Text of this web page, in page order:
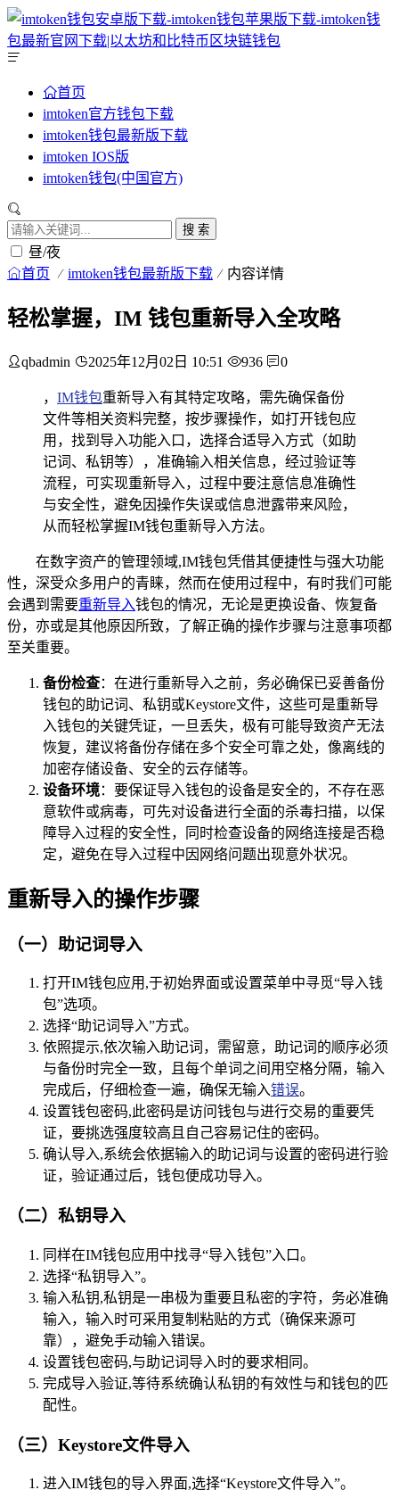
首页
imtoken官方钱包下载
imtoken钱包最新版下载
imtoken IOS版
imtoken钱包(中国官方)
搜 索
昼/夜
首页 imtoken钱包最新版下载 内容详情
轻松掌握，IM 钱包重新导入全攻略
qbadmin 2025年12月02日 10:51 936 0
， IM钱包重新导入有其特定攻略，需先确保备份
文件等相关资料完整，按步骤操作，如打开钱包应
用，找到导入功能入口，选择合适导入方式（如助
记词、私钥等），准确输入相关信息，经过验证等
流程，可实现重新导入，过程中要注意信息准确性
与安全性，避免因操作失误或信息泄露带来风险，
从而轻松掌握IM钱包重新导入方法。
在数字资产的管理领域,IM钱包凭借其便捷性与强大功能
性，深受众多用户的青睐，然而在使用过程中，有时我们可能
会遇到需要重新导入钱包的情况，无论是更换设备、恢复备
份，亦或是其他原因所致，了解正确的操作步骤与注意事项都
至关重要。
备份检查：在进行重新导入之前，务必确保已妥善备份
钱包的助记词、私钥或Keystore文件，这些可是重新导
入钱包的关键凭证，一旦丢失，极有可能导致资产无法
恢复，建议将备份存储在多个安全可靠之处，像离线的
加密存储设备、安全的云存储等。
设备环境：要保证导入钱包的设备是安全的，不存在恶
意软件或病毒，可先对设备进行全面的杀毒扫描，以保
障导入过程的安全性，同时检查设备的网络连接是否稳
定，避免在导入过程中因网络问题出现意外状况。
重新导入的操作步骤
（一）助记词导入
打开IM钱包应用,于初始界面或设置菜单中寻觅“导入钱
包”选项。
选择“助记词导入”方式。
依照提示,依次输入助记词，需留意，助记词的顺序必须
与备份时完全一致，且每个单词之间用空格分隔，输入
完成后，仔细检查一遍，确保无输入错误。
设置钱包密码,此密码是访问钱包与进行交易的重要凭
证，要挑选强度较高且自己容易记住的密码。
确认导入,系统会依据输入的助记词与设置的密码进行验
证，验证通过后，钱包便成功导入。
（二）私钥导入
同样在IM钱包应用中找寻“导入钱包”入口。
选择“私钥导入”。
输入私钥,私钥是一串极为重要且私密的字符，务必准确
输入，输入时可采用复制粘贴的方式（确保来源可
靠），避免手动输入错误。
设置钱包密码,与助记词导入时的要求相同。
完成导入验证,等待系统确认私钥的有效性与和钱包的匹
配性。
（三）Keystore文件导入
进入IM钱包的导入界面,选择“Keystore文件导入”。